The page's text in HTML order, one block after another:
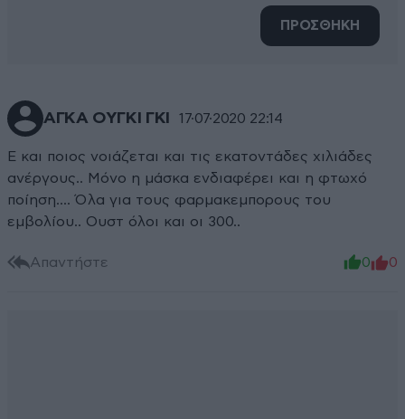
ΠΡΟΣΘΗΚΗ
ΑΓΚΑ ΟΥΓΚΙ ΓΚΙ 17·07·2020 22:14
Ε και ποιος νοιάζεται και τις εκατοντάδες χιλιάδες
ανέργους.. Μόνο η μάσκα ενδιαφέρει και η φτωχό
ποίηση.... Όλα για τους φαρμακεμπορους του
εμβολίου.. Ουστ όλοι και οι 300..
Απαντήστε 0 0